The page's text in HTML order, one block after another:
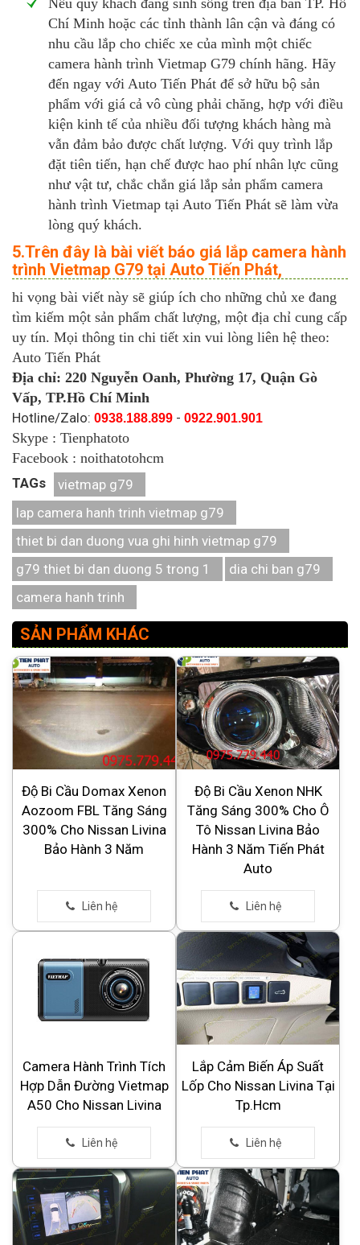
Nếu quý khách đang sinh sống trên địa bàn TP. Hồ
Chí Minh hoặc các tỉnh thành lân cận và đáng có
nhu cầu lắp cho chiếc xe của mình một chiếc
camera hành trình Vietmap G79 chính hãng. Hãy
đến ngay với Auto Tiến Phát để sở hữu bộ sản
phẩm với giá cả vô cùng phải chăng, hợp với điều
kiện kinh tế của nhiều đối tượng khách hàng mà
vẫn đảm bảo được chất lượng. Với quy trình lắp
đặt tiên tiến, hạn chế được hao phí nhân lực cũng
như vật tư, chắc chắn giá lắp sản phẩm camera
hành trình Vietmap tại Auto Tiến Phát sẽ làm vừa
lòng quý khách.
5.Trên đây là bài viết báo giá lắp camera hành
trình Vietmap G79 tại Auto Tiến Phát,
hi vọng bài viết này sẽ giúp ích cho những chủ xe đang
tìm kiếm một sản phẩm chất lượng, một địa chỉ cung cấp
uy tín. Mọi thông tin chi tiết xin vui lòng liên hệ theo:
Auto Tiến Phát
Địa chỉ: 220 Nguyễn Oanh, Phường 17, Quận Gò
Vấp, TP.Hồ Chí Minh
Hotline/Zalo: 0938.188.899 - 0922.901.901
Skype : Tienphatoto
Facebook : noithatotohcm
TAGs
vietmap g79
lap camera hanh trinh vietmap g79
thiet bi dan duong vua ghi hinh vietmap g79
g79 thiet bi dan duong 5 trong 1
dia chi ban g79
camera hanh trinh
SẢN PHẨM KHÁC
Độ Bi Cầu Domax Xenon
Aozoom FBL Tăng Sáng
300% Cho Nissan Livina
Bảo Hành 3 Năm
Độ Bi Cầu Xenon NHK
Tăng Sáng 300% Cho Ô
Tô Nissan Livina Bảo
Hành 3 Năm Tiến Phát
Auto
Camera Hành Trình Tích
Hợp Dẫn Đường Vietmap
A50 Cho Nissan Livina
Lắp Cảm Biến Áp Suất
Lốp Cho Nissan Livina Tại
Tp.Hcm